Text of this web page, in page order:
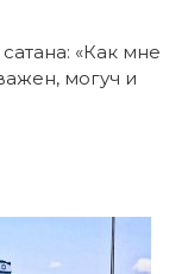
«Как мне
могуч и